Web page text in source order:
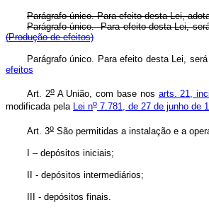
Parágrafo único. Para efeito desta Lei,
Parágrafo único. Para efeito desta Lei,
(Produção de efeitos)
Parágrafo único. Para efeito desta Lei,
efeitos
Art. 2oA União, com base nos arts. 21,
modificada pela Lei no 7.781, de 27 de junho de
Art. 3o São permitidas a instalação e a
I – depósitos iniciais;
II - depósitos intermediários;
III - depósitos finais.